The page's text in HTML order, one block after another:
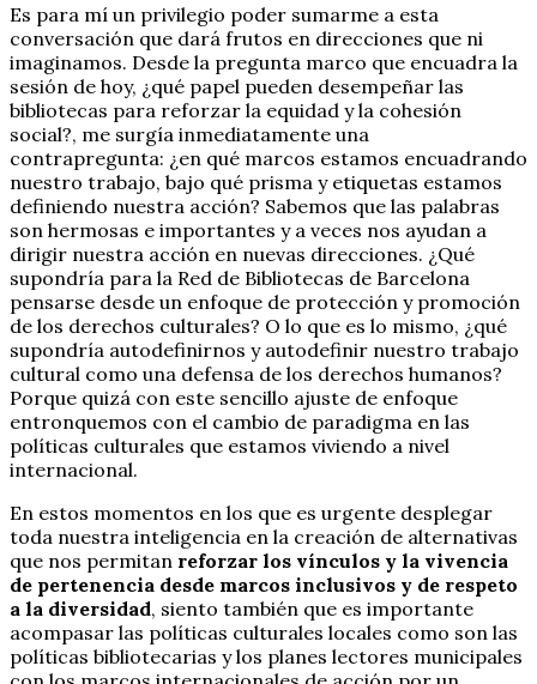
Es para mí un privilegio poder sumarme a esta
conversación que dará frutos en direcciones que ni
imaginamos. Desde la pregunta marco que encuadra la
sesión de hoy, ¿qué papel pueden desempeñar las
bibliotecas para reforzar la equidad y la cohesión
social?, me surgía inmediatamente una
contrapregunta: ¿en qué marcos estamos encuadrando
nuestro trabajo, bajo qué prisma y etiquetas estamos
definiendo nuestra acción? Sabemos que las palabras
son hermosas e importantes y a veces nos ayudan a
dirigir nuestra acción en nuevas direcciones. ¿Qué
supondría para la Red de Bibliotecas de Barcelona
pensarse desde un enfoque de protección y promoción
de los derechos culturales? O lo que es lo mismo, ¿qué
supondría autodefinirnos y autodefinir nuestro trabajo
cultural como una defensa de los derechos humanos?
Porque quizá con este sencillo ajuste de enfoque
entronquemos con el cambio de paradigma en las
políticas culturales que estamos viviendo a nivel
internacional.
En estos momentos en los que es urgente desplegar
toda nuestra inteligencia en la creación de alternativas
que nos permitan reforzar los vínculos y la vivencia
de pertenencia desde marcos inclusivos y de respeto
a la diversidad, siento también que es importante
acompasar las políticas culturales locales como son las
políticas bibliotecarias y los planes lectores municipales